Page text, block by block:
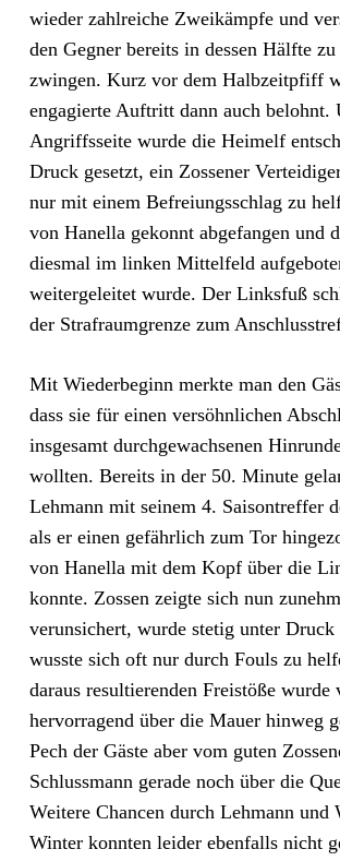
wieder zahlreiche Zweikämpfe und
den Gegner bereits in dessen Hälfte
zwingen. Kurz vor dem Halbzeitpfiff
engagierte Auftritt dann auch belohnt.
Angriffsseite wurde die Heimelf
Druck gesetzt, ein Zossener
nur mit einem Befreiungsschlag zu
von Hanella gekonnt abgefangen und
diesmal im linken Mittelfeld
weitergeleitet wurde. Der Linksfuß
der Strafraumgrenze zum
Mit Wiederbeginn merkte man den
dass sie für einen versöhnlichen
insgesamt durchgewachsenen
wollten. Bereits in der 50. Minute
Lehmann mit seinem 4. Saisontreffer
als er einen gefährlich zum Tor
von Hanella mit dem Kopf über die
konnte. Zossen zeigte sich nun
verunsichert, wurde stetig unter Druck
wusste sich oft nur durch Fouls zu
daraus resultierenden Freistöße wurde
hervorragend über die Mauer hinweg
Pech der Gäste aber vom guten
Schlussmann gerade noch über die
Weitere Chancen durch Lehmann und
Winter konnten leider ebenfalls nicht